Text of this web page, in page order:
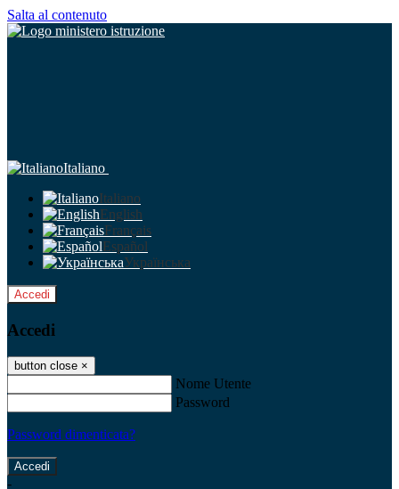
Salta al contenuto
Italiano
Italiano
English
Français
Español
Українська
Accedi
Accedi
button close ×
Nome Utente
Password
Password dimenticata?
-